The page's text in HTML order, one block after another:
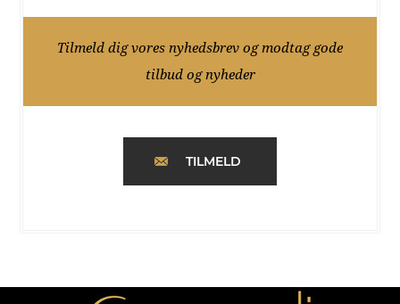
Tilmeld dig vores nyhedsbrev og modtag gode
tilbud og nyheder
TILMELD